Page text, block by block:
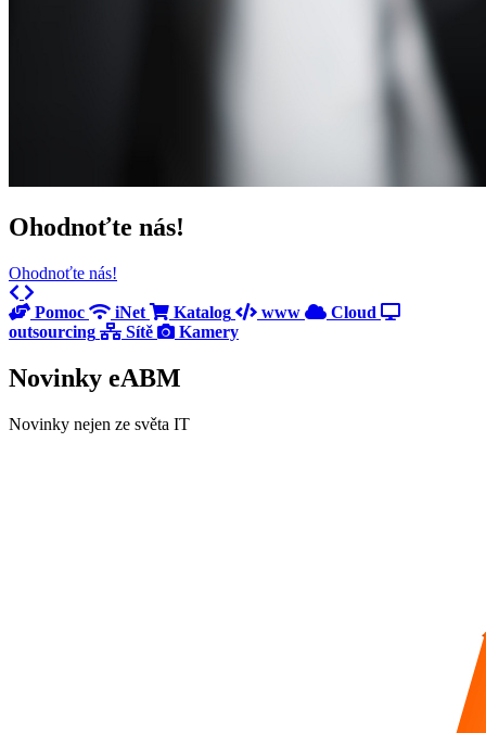
Ohodnoťte nás!
Ohodnoťte nás!
Previous
Next
Pomoc
iNet Katalog www
Cloud
outsourcing
Sítě Kamery
Novinky eABM
Novinky nejen ze světa IT